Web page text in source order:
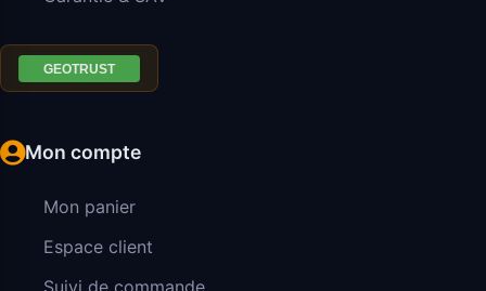
Mon compte
Mon panier
Espace client
Suivi de commande